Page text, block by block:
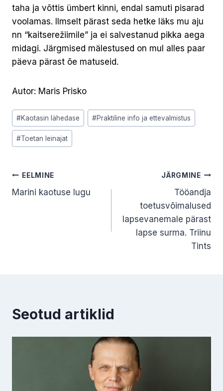
taha ja võttis ümbert kinni, endal samuti pisarad
voolamas. Ilmselt pärast seda hetke läks mu aju
nn “kaitserežiimile” ja ei salvestanud pikka aega
midagi. Järgmised mälestused on mul alles paar
päeva pärast õe matuseid.
Autor: Maris Prisko
Post
Tags:
#Kaotasin lähedase #Praktiline info ja ettevalmistus
#Toetan leinajat
Navigeerimine
EELMINE
Marini kaotuse lugu
JÄRGMINE
Tööandja
toetusvõimalused
lapsevanemale pärast
lapse surma. Triinu
Tints
Seotud artiklid